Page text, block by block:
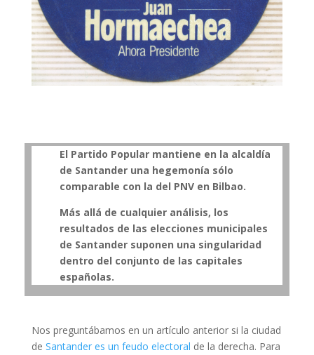
El Partido Popular mantiene en la alcaldía
de Santander una hegemonía sólo
comparable con la del PNV en Bilbao.
Más allá de cualquier análisis, los
resultados de las elecciones municipales
de Santander suponen una singularidad
dentro del conjunto de las capitales
españolas.
Nos preguntábamos en un artículo anterior si la ciudad
de Santander es un feudo electoral de la derecha. Para